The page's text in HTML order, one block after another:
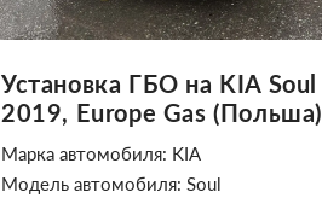
Установка ГБО на KIA Soul
2019, Europe Gas (Польша)
Марка автомобиля: KIA
Модель автомобиля: Soul